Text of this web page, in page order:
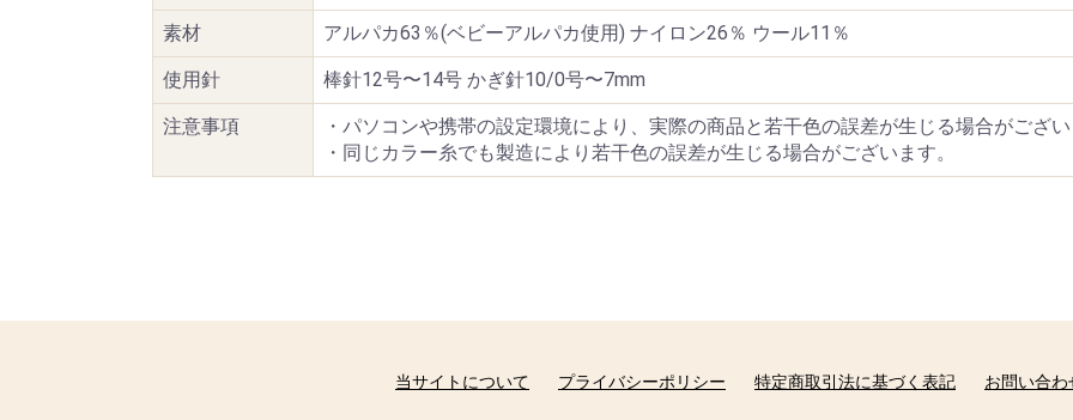
素材 アルパカ63％(ベビーアルパカ使用) ナイロン26％ ウール11％
使用針 棒針12号〜14号 かぎ針10/0号〜7mm
注意事項
・パソコンや携帯の設定環境により、実際の商品と若干色の誤差が生じる場合がござい
・同じカラー糸でも製造により若干色の誤差が生じる場合がございます。
当サイトについて プライバシーポリシー 特定商取引法に基づく表記 お問い合わ